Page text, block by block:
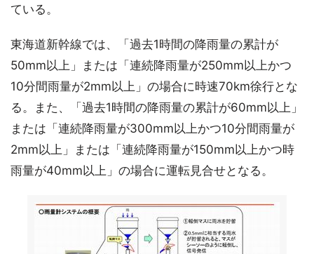
ている。
東海道新幹線では、「過去1時間の降雨量の累計が
50mm以上」または「連続降雨量が250mm以上かつ
10分間雨量が2mm以上」の場合に時速70km徐行とな
る。また、「過去1時間の降雨量の累計が60mm以上」
または「連続降雨量が300mm以上かつ10分間雨量が
2mm以上」または「連続降雨量が150mm以上かつ時
雨量が40mm以上」の場合に運転見合せとなる。